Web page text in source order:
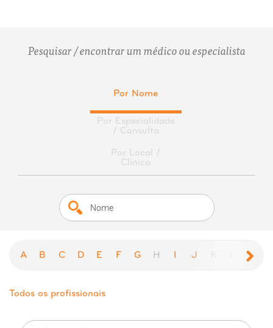
Pesquisar / encontrar um médico ou especialista
Por Nome
Por Especialidade
/ Consulta
Por Local /
Clínica
A B C D E F G H I J M
Todos os profissionais